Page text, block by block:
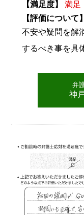
【満足度】
満足
【評価について】
不安や疑問を解
するべき事を具
弁
神